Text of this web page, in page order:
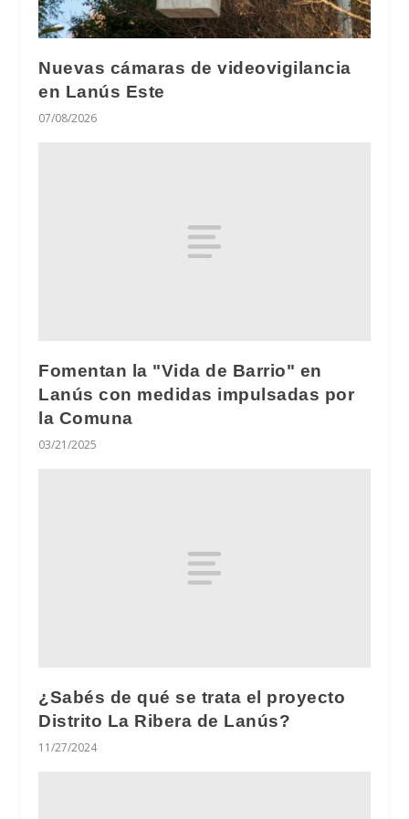
Nuevas cámaras de videovigilancia
en Lanús Este
07/08/2026
Fomentan la "Vida de Barrio" en
Lanús con medidas impulsadas por
la Comuna
03/21/2025
¿Sabés de qué se trata el proyecto
Distrito La Ribera de Lanús?
11/27/2024